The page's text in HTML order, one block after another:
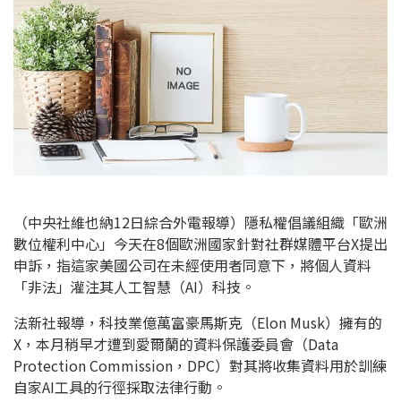
（中央社維也納12日綜合外電報導）隱私權倡議組織「歐洲
數位權利中心」今天在8個歐洲國家針對社群媒體平台X提出
申訴，指這家美國公司在未經使用者同意下，將個人資料
「非法」灌注其人工智慧（AI）科技。
法新社報導，科技業億萬富豪馬斯克（Elon Musk）擁有的
X，本月稍早才遭到愛爾蘭的資料保護委員會（Data
Protection Commission，DPC）對其將收集資料用於訓練
自家AI工具的行徑採取法律行動。